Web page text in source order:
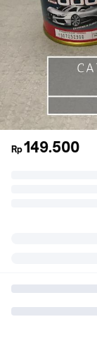
Rp149.500